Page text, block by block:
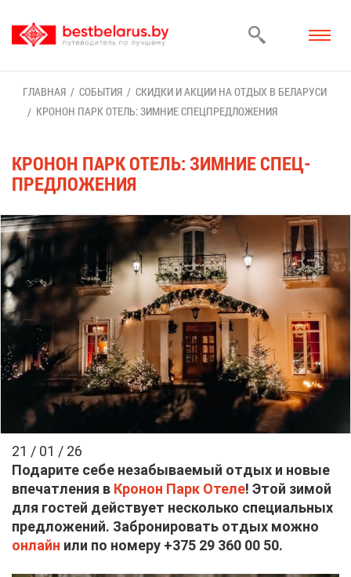
ГЛАВ­НАЯ СО­БЫ­ТИЯ
СКИД­КИ И АК­ЦИИ НА ОТ­ДЫХ В БЕ­ЛА­РУ­СИ
КРО­НОН ПАРК ОТЕЛЬ: ЗИМ­НИЕ СПЕЦ­ПРЕД­ЛО­ЖЕ­НИЯ
КРО­НОН ПАРК ОТЕЛЬ: ЗИМ­НИЕ СПЕЦ­
ПРЕД­ЛО­ЖЕ­НИЯ
21 / 01 / 26
По­да­ри­те се­бе неза­бы­ва­е­мый от­дых и но­вые
впе­чат­ле­ния в Кро­нон Парк Оте­ле! Этой зи­мой
для го­стей дей­ству­ет несколь­ко спе­ци­аль­ных
пред­ло­же­ний. За­бро­ни­ро­вать от­дых мож­но
он­лайн или по но­ме­ру +375 29 360 00 50.